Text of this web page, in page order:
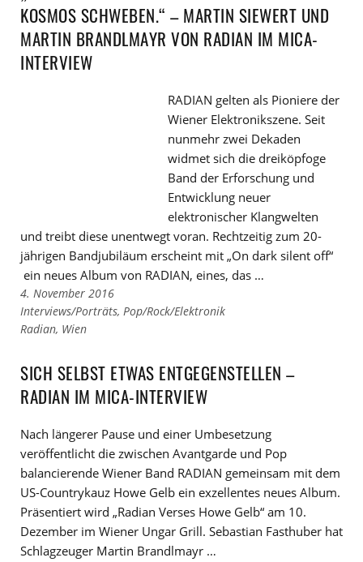
KOSMOS SCHWEBEN.“ – MARTIN SIEWERT UND
MARTIN BRANDLMAYR VON RADIAN IM MICA-
INTERVIEW
RADIAN gelten als Pioniere der
Wiener Elektronikszene. Seit
nunmehr zwei Dekaden
widmet sich die dreiköpfoge
Band der Erforschung und
Entwicklung neuer
elektronischer Klangwelten
und treibt diese unentwegt voran. Rechtzeitig zum 20-
jährigen Bandjubiläum erscheint mit „On dark silent off“
ein neues Album von RADIAN, eines, das …
4. November 2016
Links
zu
Kategorien
Interviews/Porträts, Pop/Rock/Elektronik
Links
den
Tags
Radian, Wien
SICH SELBST ETWAS ENTGEGENSTELLEN –
RADIAN IM MICA-INTERVIEW
Nach längerer Pause und einer Umbesetzung
veröffentlicht die zwischen Avantgarde und Pop
balancierende Wiener Band RADIAN gemeinsam mit dem
US-Countrykauz Howe Gelb ein exzellentes neues Album.
Präsentiert wird „Radian Verses Howe Gelb“ am 10.
Dezember im Wiener Ungar Grill. Sebastian Fasthuber hat
Schlagzeuger Martin Brandlmayr …